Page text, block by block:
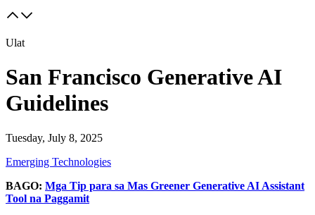
Ulat
San Francisco Generative AI
Guidelines
Tuesday, July 8, 2025
Emerging Technologies
BAGO: Mga Tip para sa Mas Greener Generative AI Assistant
Tool na Paggamit